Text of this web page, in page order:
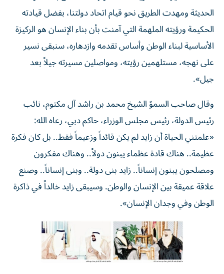
الحديثة ومهدت الطريق نحو قيام اتحاد دولتنا، بفضل قيادته
الحكيمة ورؤيته الملهمة التي آمنت بأن بناء الإنسان هو الركيزة
الأساسية لبناء الوطن وأساس تقدمه وازدهاره، سنبقى نسير
على نهجه، مستلهمين رؤيته، ومواصلين مسيرته جيلاً بعد
جيل».
وقال صاحب السموّ الشيخ محمد بن راشد آل مكتوم، نائب
رئيس الدولة، رئيس مجلس الوزراء، حاكم دبي، رعاه الله:
«علمتني الحياة أن زايد لم يكن قائداً وزعيماً فقط.. بل كان فكرة
عظيمة.. هناك قادة عظماء يبنون دولاً.. وهناك مفكرون
ومصلحون يبنون إنساناً.. زايد بنى دولة.. وبنى إنساناً.. وصنع
علاقة عميقة بين الإنسان والوطن. وسيبقى زايد خالداً في ذاكرة
الوطن وفي وجدان الإنسان».